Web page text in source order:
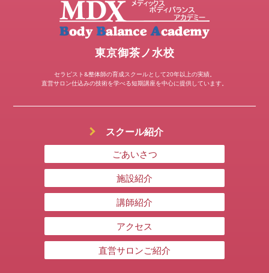
東京御茶ノ水校
セラピスト&整体師の育成スクールとして20年以上の実績。
直営サロン仕込みの技術を学べる短期講座を中心に提供しています。
スクール紹介
ごあいさつ
施設紹介
講師紹介
アクセス
直営サロンご紹介